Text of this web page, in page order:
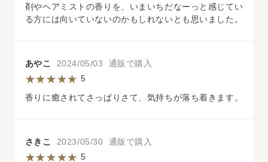
剤やヘアミストの香りを、いまいちだなーっと感じてい
る方には向いていないのかもしれないとも思いました。
あやこ 2024/05/03 通販で購入
5
香りに癒されてさっぱりさて、気持ちが落ち着きます。
さきこ 2023/05/30 通販で購入
5